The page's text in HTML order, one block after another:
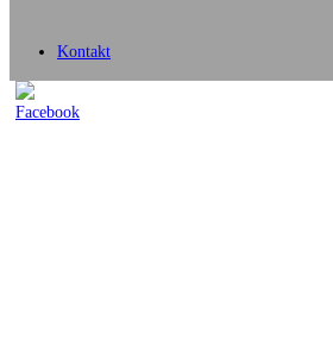
Kontakt